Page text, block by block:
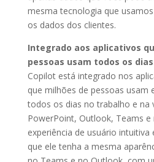
mesma tecnologia que
os dados dos clientes.
Integrado aos aplicativos
pessoas usam todos os
Copilot está integrado nos
que milhões de pessoas usam
todos os dias no trabalho e na
PowerPoint, Outlook, Teams
experiência de usuário
que ele tenha a mesma